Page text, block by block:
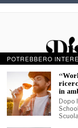
© 2026-
La Discussione
Registrazione
La società
POTREBBERO
in
Dopo